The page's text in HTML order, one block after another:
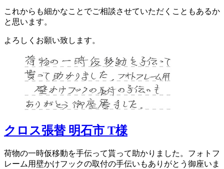
これからも細かなことでご相談させていただくこともあるか
と思います。
よろしくお願い致します。
クロス張替 明石市 T様
荷物の一時仮移動を手伝って貰って助かりました。フォトフ
レーム用壁かけフックの取付の手伝いもありがとう御座いま